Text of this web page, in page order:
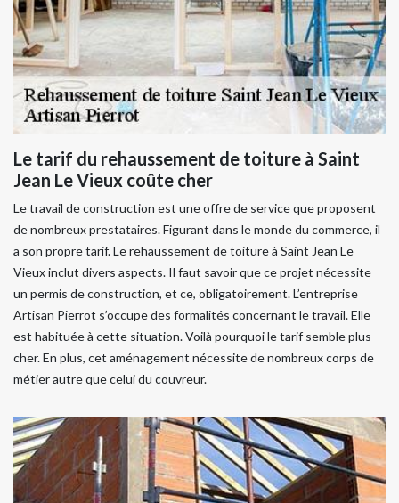
Le tarif du rehaussement de toiture à Saint
Jean Le Vieux coûte cher
Le travail de construction est une offre de service que proposent
de nombreux prestataires. Figurant dans le monde du commerce, il
a son propre tarif. Le rehaussement de toiture à Saint Jean Le
Vieux inclut divers aspects. Il faut savoir que ce projet nécessite
un permis de construction, et ce, obligatoirement. L’entreprise
Artisan Pierrot s’occupe des formalités concernant le travail. Elle
est habituée à cette situation. Voilà pourquoi le tarif semble plus
cher. En plus, cet aménagement nécessite de nombreux corps de
métier autre que celui du couvreur.